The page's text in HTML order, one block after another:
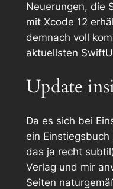
Neuerungen, die
mit Xcode 12
demnach voll
aktuellsten
Update
Da es sich bei
ein
das ja recht
Verlag und mir
Seiten